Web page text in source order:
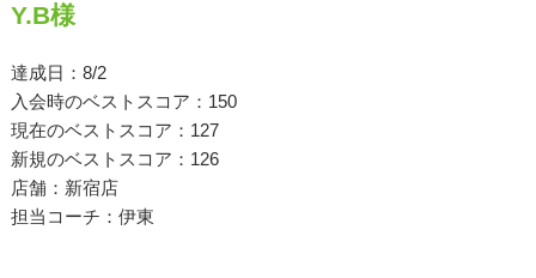
統一されたレッスン理論
最新のスイング解析システム
独自のコースティーチング
Y.B様
達成日：8/2
入会時のベストスコア：150
現在のベストスコア：127
新規のベストスコア：126
店舗：新宿店
担当コーチ：伊東